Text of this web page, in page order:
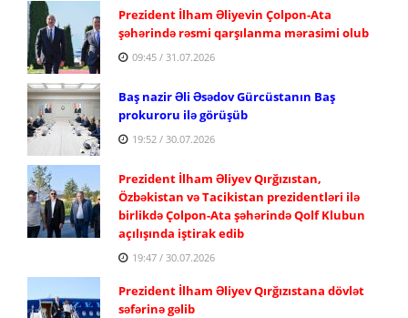
Prezident İlham Əliyevin Çolpon-Ata
şəhərində rəsmi qarşılanma mərasimi olub
09:45 / 31.07.2026
Baş nazir Əli Əsədov Gürcüstanın Baş
prokuroru ilə görüşüb
19:52 / 30.07.2026
Prezident İlham Əliyev Qırğızıstan,
Özbəkistan və Tacikistan prezidentləri ilə
birlikdə Çolpon-Ata şəhərində Qolf Klubun
açılışında iştirak edib
19:47 / 30.07.2026
Prezident İlham Əliyev Qırğızıstana dövlət
səfərinə gəlib